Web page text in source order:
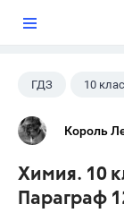
ГДЗ 10
Габриелян О.С.
Король
Химия. 10
Параграф